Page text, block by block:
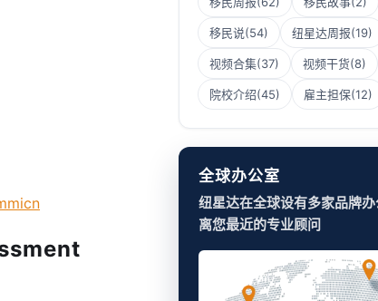
移民说(54) 纽星达周报(19)
视频合集(37) 视频干货(8)
院校介绍(45) 雇主担保(12)
全球办公室
纽星达在全球设有多家品牌
离您最近的专业顾问